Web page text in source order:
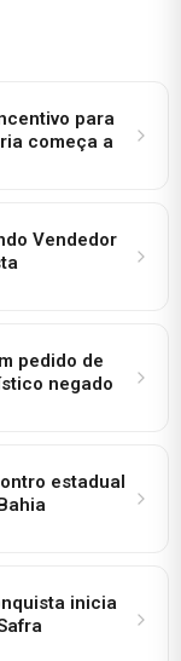
para
começa a
Vendedor
pedido de
negado
estadual
inicia